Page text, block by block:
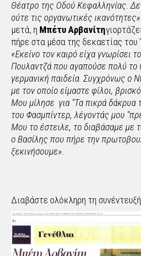
Θέατρο της Οδού Κεφαλληνίας.
ούτε τις οργανωτικές ικανότητες».
μετά, η Μπέτυ Αρβανίτη
πήρε στα μέσα της δεκαετίας του
«Εκείνο τον καιρό είχα γνωρίσει
Πουλαντζά που αγαπούσε πολύ το
γερμανική παιδεία. Συγχρόνως ο
με τον οποίο είμαστε φίλοι,
Μου μίλησε για "Τα πικρά δάκρυα
του Φασμπίντερ, λέγοντάς μου
Μου το έστειλε, το διαβάσαμε με
ο Βασίλης που πήρε την
ξεκινήσουμε».
Διαβάστε ολόκληρη τη